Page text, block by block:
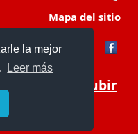
la mejor
Leer más
Mapa del sitio
Subir